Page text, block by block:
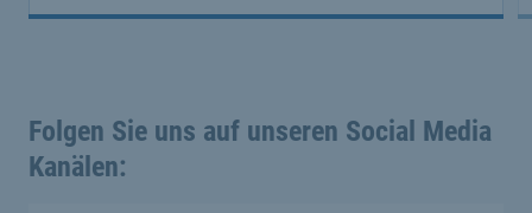
Folgen Sie uns auf unseren Social Media
Kanälen: